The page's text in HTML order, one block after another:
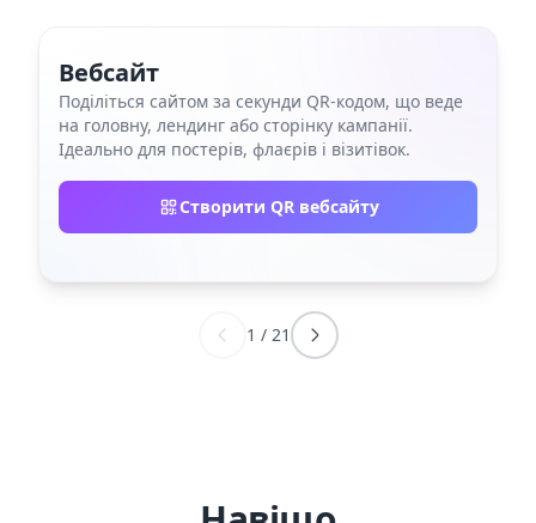
Вебсайт
Поділіться сайтом за секунди QR‑кодом, що веде
на головну, лендинг або сторінку кампанії.
Ідеально для постерів, флаєрів і візитівок.
Створити QR вебсайту
1 / 21